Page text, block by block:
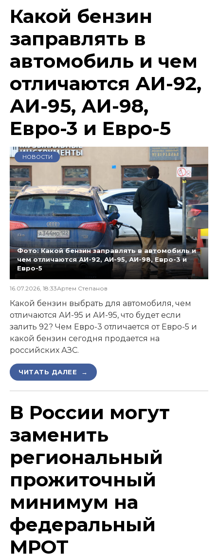
Какой бензин
заправлять в
автомобиль и чем
отличаются АИ-92,
АИ-95, АИ-98,
Евро-3 и Евро-5
НОВОСТИ
Фото: Какой бензин заправлять в автомобиль и
чем отличаются АИ-92, АИ-95, АИ-98, Евро-3 и
Евро-5
16.07.2026, 18:33Артем Степанов
Какой бензин выбрать для автомобиля, чем
отличаются АИ-95 и АИ-95, что будет если
залить 92? Чем Евро-3 отличается от Евро-5 и
какой бензин сегодня продается на
российских АЗС.
ЧИТАТЬ ДАЛЕЕ →
В России могут
заменить
региональный
прожиточный
минимум на
федеральный
МРОТ